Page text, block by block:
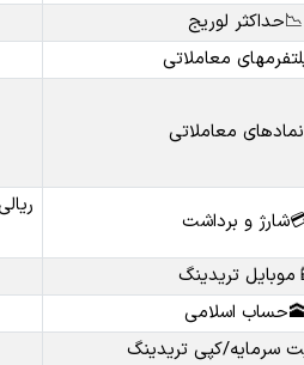
📉حداکثر لوریج
معاملاتی
معاملاتی
و برداشت
تریدینگ
🕋حساب اسلامی